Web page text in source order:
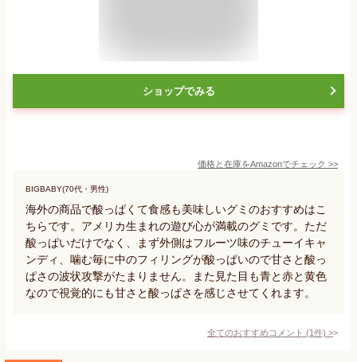
ショップでみる
価格と在庫をAmazonでチェック >>
BIGBABY(70代・男性)
海外の商品で酸っぱくて食感も美味しいグミのおすすめはこ
ちらです。アメリカ生まれの遊び心が満載のグミです。ただ
酸っぱいだけでなく、まず外側はフルーツ味のチューイキャ
ンディ、噛む毎に中のフィリングが酸っぱいので甘さと酸っ
ぱさの波状攻撃がたまりません。また見た目も青と赤と黄色
なので視覚的にも甘さと酸っぱさを感じさせてくれます。
全てのおすすめコメント (1件) >